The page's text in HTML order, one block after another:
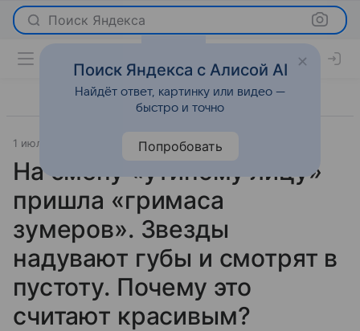
Поиск Яндекса
1 июля 2026 Красота
На смену «утиному лицу»
пришла «гримаса
зумеров». Звезды
надувают губы и смотрят в
пустоту. Почему это
считают красивым?
Поиск Яндекса с Алисой AI
Найдёт ответ, картинку или видео —
быстро и точно
Попробовать